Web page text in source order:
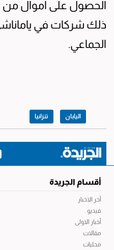
ذلك شركات في
الجماعي.
اليابان تنزانيا
أقسام الجريدة
آخر الاخبار
فيديو
أخبار الاولى
مقالات
محليات